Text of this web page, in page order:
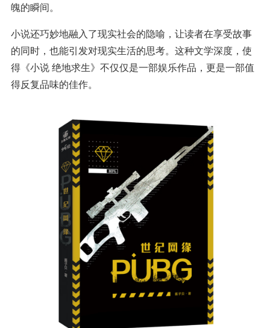
魄的瞬间。
小说还巧妙地融入了现实社会的隐喻，让读者在享受故事
的同时，也能引发对现实生活的思考。这种文学深度，使
得《小说 绝地求生》不仅仅是一部娱乐作品，更是一部值
得反复品味的佳作。